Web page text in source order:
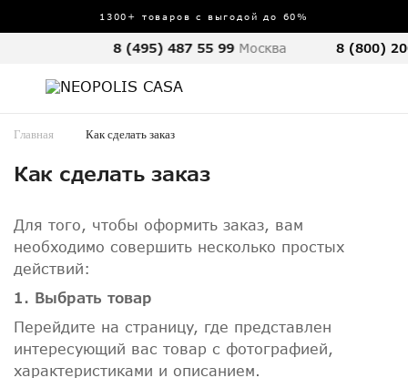
1300+ товаров с выгодой до 60%
8 (495) 487 55 99 Москва 8 (800)
Главная Как сделать заказ
Как сделать заказ
Для того, чтобы оформить заказ, вам
необходимо совершить несколько простых
действий:
1. Выбрать товар
Перейдите на страницу, где представлен
интересующий вас товар с фотографией,
характеристиками и описанием.